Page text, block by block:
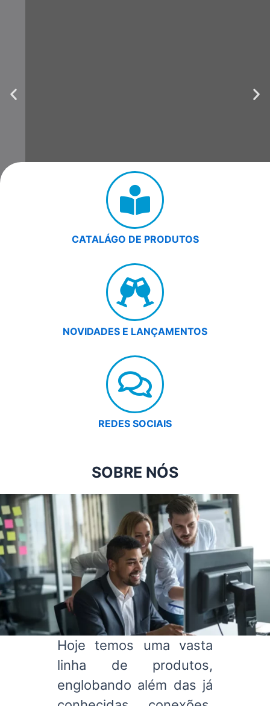
Previous
CATALÁGO DE PRODUTOS
NOVIDADES E LANÇAMENTOS
REDES SOCIAIS
SOBRE NÓS
Hoje temos uma vasta
linha de produtos,
englobando além das já